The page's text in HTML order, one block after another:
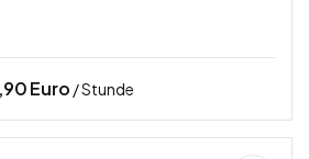
Euro / Stunde